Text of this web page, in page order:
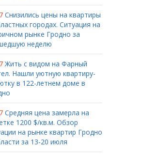
Снизились цены на квартиры
городах. Ситуация на
рынке Гродно за
неделю
Жить с видом на Фарный
Нашли уютную квартиру-
в 122-летнем доме в
Средняя цена замерла на
1200 $/кв.м. Обзор
на рынке квартир Гродно
за 13-20 июля